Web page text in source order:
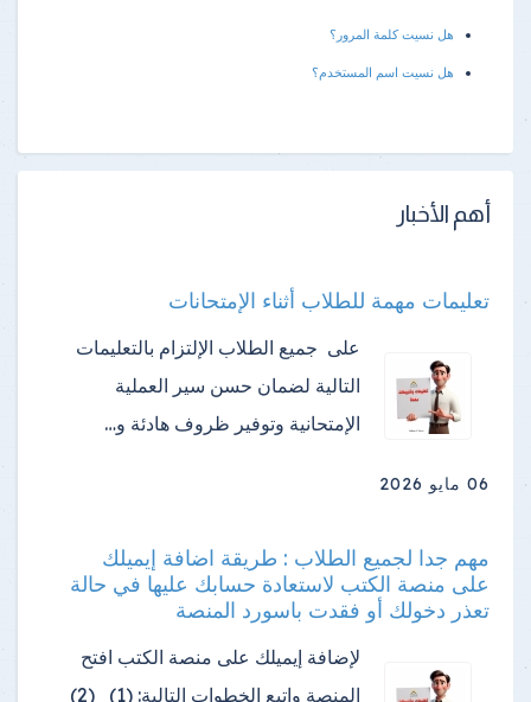
هل نسيت كلمة المرور؟
هل نسيت اسم المستخدم؟
أهم الأخبار
تعليمات مهمة للطلاب أثناء الإمتحانات
على جميع الطلاب الإلتزام بالتعليمات
التالية لضمان حسن سير العملية
الإمتحانية وتوفير ظروف هادئة و…
06 مايو 2026
مهم جدا لجميع الطلاب : طريقة اضافة إيميلك
على منصة الكتب لاستعادة حسابك عليها في حالة
تعذر دخولك أو فقدت باسورد المنصة
لإضافة إيميلك على منصة الكتب افتح
المنصة واتبع الخطوات التالية: (1) (2)